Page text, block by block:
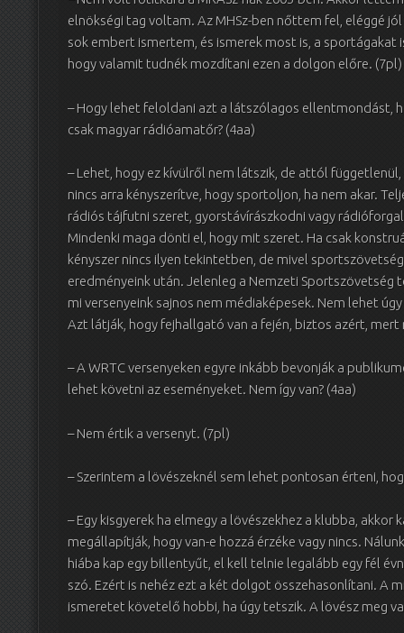
elnökségi tag voltam. Az MHSz-ben nőttem fel, eléggé
sok embert ismertem, és ismerek most is, a
hogy valamit tudnék mozdítani ezen a dolgon előre. (7pl)
– Hogy lehet feloldani azt a látszólagos ellentmondást,
csak magyar rádióamatőr? (4aa)
– Lehet, hogy ez kívülről nem látszik, de attól
nincs arra kényszerítve, hogy sportoljon, ha nem akar.
rádiós tájfutni szeret, gyorstávírászkodni vagy
Mindenki maga dönti el, hogy mit szeret. Ha csak
kényszer nincs ilyen tekintetben, de mivel
eredményeink után. Jelenleg a Nemzeti
mi versenyeink sajnos nem médiaképesek. Nem lehet
Azt látják, hogy fejhallgató van a fején, biztos azért, mert
– A WRTC versenyeken egyre inkább bevonják a
lehet követni az eseményeket. Nem így van? (4aa)
– Nem értik a versenyt. (7pl)
– Szerintem a lövészeknél sem lehet pontosan érteni,
– Egy kisgyerek ha elmegy a lövészekhez a klubba, akkor
megállapítják, hogy van-e hozzá érzéke vagy nincs.
hiába kap egy billentyűt, el kell telnie legalább egy fél
szó. Ezért is nehéz ezt a két dolgot összehasonlítani. A
ismeretet követelő hobbi, ha úgy tetszik. A lövész meg